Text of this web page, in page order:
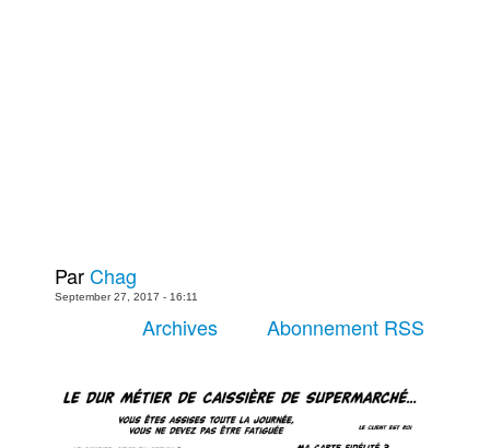
Blogue
Culture de masse
À propos
ParChag
September 27, 2017 - 16:11
Archives Abonnement RSS